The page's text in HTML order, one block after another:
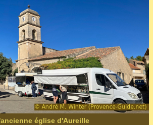
église d'Aureille